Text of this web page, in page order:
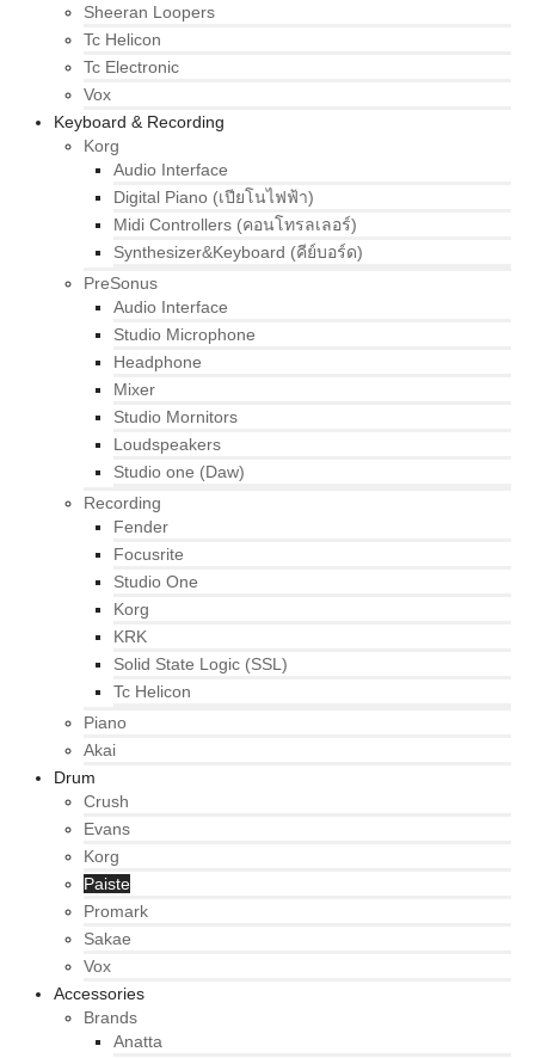
Sheeran Loopers
Tc Helicon
Tc Electronic
Vox
Keyboard & Recording
Korg
Audio Interface
Digital Piano (เปียโนไฟฟ้า)
Midi Controllers (คอนโทรลเลอร์)
Synthesizer&Keyboard (คีย์บอร์ด)
PreSonus
Audio Interface
Studio Microphone
Headphone
Mixer
Studio Mornitors
Loudspeakers
Studio one (Daw)
Recording
Fender
Focusrite
Studio One
Korg
KRK
Solid State Logic (SSL)
Tc Helicon
Piano
Akai
Drum
Crush
Evans
Korg
Paiste
Promark
Sakae
Vox
Accessories
Brands
Anatta